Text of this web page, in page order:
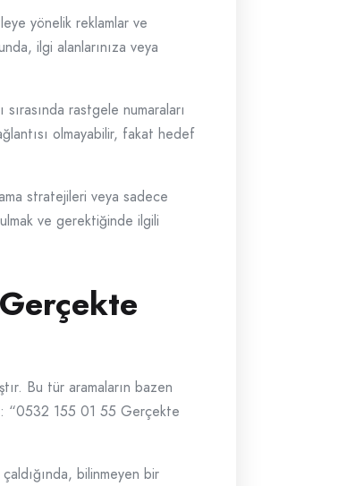
yönelik reklamlar ve
ilgi alanlarınıza veya
rastgele numaraları
olmayabilir, fakat hedef
stratejileri veya sadece
ve gerektiğinde ilgili
Bu tür aramaların bazen
“0532 155 01 55 Gerçekte
bilinmeyen bir